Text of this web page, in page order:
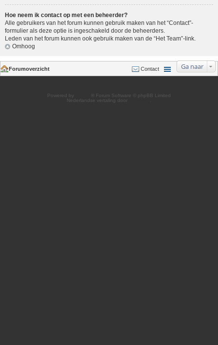
Hoe neem ik contact op met een beheerder?
Alle gebruikers van het forum kunnen gebruik maken van het “Contact”-
formulier als deze optie is ingeschakeld door de beheerders.
Leden van het forum kunnen ook gebruik maken van de “Het Team”-link.
Omhoog
Ga naar
Forumoverzicht Contact
Powered by
® Forum Software © phpBB Limited
Nederlandse vertaling door
.